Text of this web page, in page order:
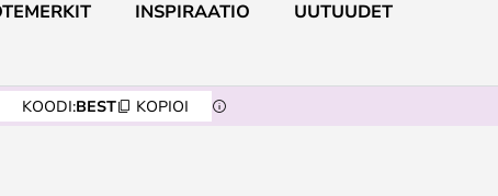
INSPIRAATIO UUTUUDET
KOODI:BEST KOPIOI